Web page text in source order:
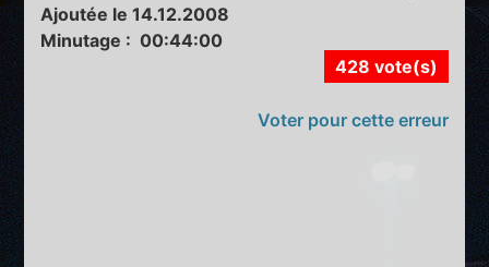
Ajoutée le 14.12.2008
Minutage : 00:44:00
428 vote(s)
Voter pour cette erreur